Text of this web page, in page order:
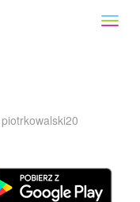
piotrkowalski20